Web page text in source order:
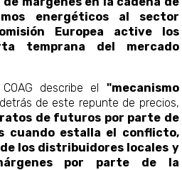
energéticos al sector
Europea active los
temprana del mercado
describe el "mecanismo
de este repunte de precios,
de futuros por parte de
cuando estalla el conflicto,
los distribuidores locales y
por parte de la